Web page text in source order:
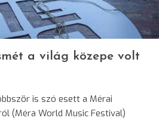
a világ közepe volt
is szó esett a Mérai
(Méra World Music Festival)